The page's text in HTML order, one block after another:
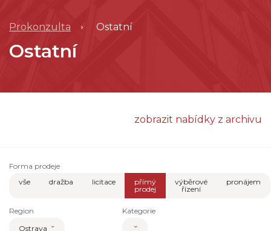
Prokonzulta Ostatní
Ostatní
zobrazit nabídky z archivu
Forma prodeje
vše
dražba licitace
přímý
prodej
výběrové
řízení
pronájem
Region
Ostrava
Kategorie